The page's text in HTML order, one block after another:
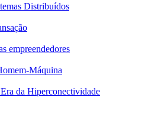
Distribuídos
empreendedores
Máquina
da Hiperconectividade